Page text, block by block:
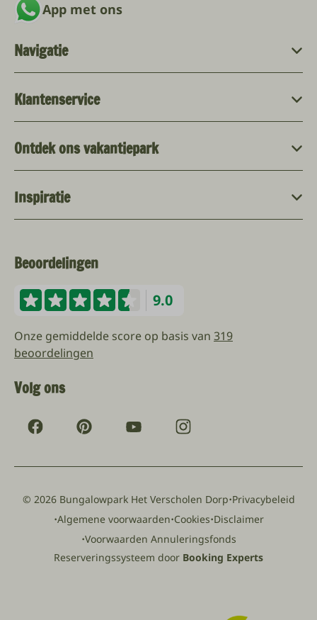
App met ons
Navigatie
Klantenservice
Ontdek ons vakantiepark
Inspiratie
Beoordelingen
9.0
Onze gemiddelde score op basis van 319
beoordelingen
Volg ons
© 2026 Bungalowpark Het Verscholen Dorp·Privacybeleid
·Algemene voorwaarden·Cookies·Disclaimer
·Voorwaarden Annuleringsfonds
Reserveringssysteem door Booking Experts